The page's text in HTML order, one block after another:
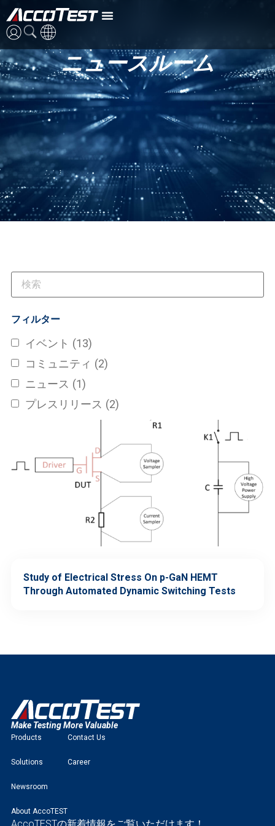
英語
中国語
日本語
ニュースルーム
フィルター
イベント (13)
コミュニティ (2)
ニュース (1)
プレスリリース (2)
Study of Electrical Stress On p-GaN HEMT
Through Automated Dynamic Switching Tests
Make Testing More Valuable
Products
Solutions
Newsroom
About AccoTEST
Contact Us
Career
AccoTESTの新着情報をご覧いただけます！